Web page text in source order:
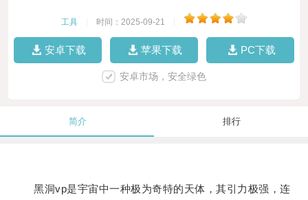
工具 时间：2025-09-21
安卓下载 苹果下载 PC下载
安卓市场，安全绿色
简介 排行
黑洞vp是宇宙中一种极为奇特的天体，其引力极强，连